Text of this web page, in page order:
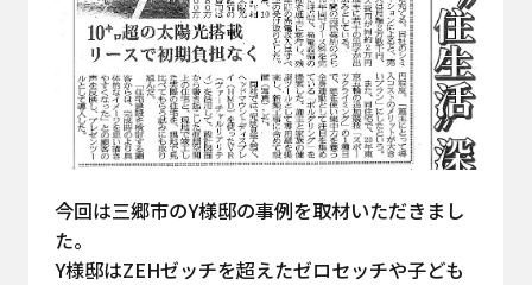
今回は三郷市のY様邸の事例を取材いただきまし
た。
Y様邸はZEHゼッチを超えたゼロセッチや子ども